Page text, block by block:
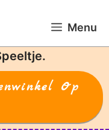
Menu
Op